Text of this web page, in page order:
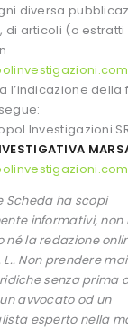
diversa
di articoli (o
l’indicazione della
Investigazioni
Scheda ha scopi
informativi, non
né la redazione
L.. Non prendere
senza prima
avvocato od un
esperto nella